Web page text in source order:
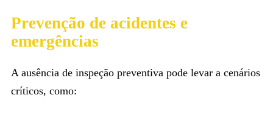
Prevenção de acidentes e
emergências
A ausência de inspeção preventiva pode levar a cenários
críticos, como: